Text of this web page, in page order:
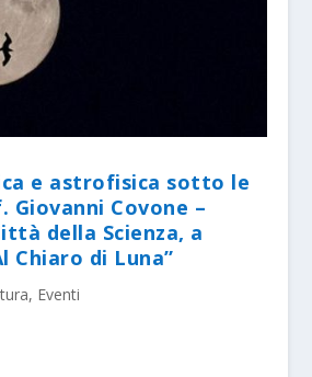
e astrofisica sotto le
Giovanni Covone –
della Scienza, a
Chiaro di Luna”
, Eventi